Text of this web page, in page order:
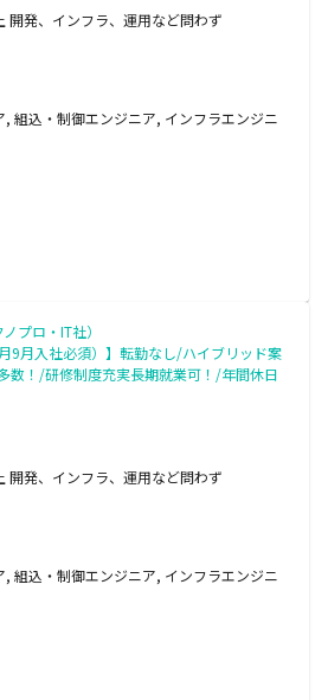
開発、インフラ、運用など問わず
組込・制御エンジニア, インフラエンジニ
プロ・IT社）
9月入社必須）】転勤なし/ハイブリッド案
数！/研修制度充実長期就業可！/年間休日
開発、インフラ、運用など問わず
組込・制御エンジニア, インフラエンジニ